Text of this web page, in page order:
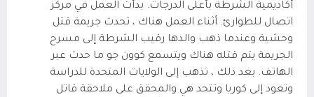
أكاديمية الشرطة بأعلى الدرجات. بدأت العمل في مركز
اتصال للطوارئ. أثناء العمل هناك ، تحدث جريمة قتل
وحشية وعندما ذهب والدها رقيب الشرطة إلى مسرح
الجريمة يتم قتله هناك ويتسمع كوون جو ما حدث عبر
الهاتف. بعد ذلك ، تذهب إلى الولايات المتحدة للدراسة
وتعود إلى كوريا وتتحد هي والمحقق على ملاحقة قاتل